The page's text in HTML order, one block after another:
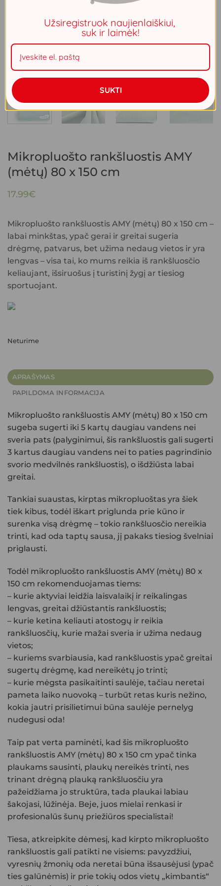
Mikropluošto rankšluostis AMY
(mėtų) 80 x 150 cm
17.99€
Mikropluošto rankšluostis AMY (mėtų) 80 x 150 cm –
labai minkštas, ypač gerai ir greitai sugeria
drėgmę, patvarus, bet užima nedaug vietos ir yra
lengvas – visa tai, ko mums reikia iš rankšluosčio
keliaujant, išsiruošus į turistinį žygį ar tiesiog
sportuojant.
Neturime
APRAŠYMAS
PAPILDOMA INFORMACIJA
Mikropluošto rankšluostis AMY (mėtų) 80 x 150 cm
sugeba sugerti iki 5 kartų daugiau vandens nei
sveria pats (palyginimui, šis rankšluostis gali sugerti
3 kartus daugiau vandens nei to paties pagrindinio
svorio medvilnės rankšluostis), o išdžiūsta labai
greitai.
Tankiai suaustas, kirptas mikropluoštas yra šiek
tiek kibus, todėl iškart priglunda prie kūno ir
surenka visą drėgmę – tokio rankšluosčio nereikia
trinti, kad oda taptų sausa, jį pakaks tiesiog švelniai
priglausti.
Todėl mikropluošto rankšluostis AMY (mėtų) 80 x
150 cm rekomenduojamas tiems:
– kurie aktyviai leidžia laisvalaikį ir reikalingas
lengvas, greitai džiūstantis rankšluostis;
– kurie ketina keliauti atostogų ir reikia
rankšluosčių, kurie mažai sveria ir užima nedaug
vietos;
– kuriems svarbiausia, kad rankšluostis ypač greitai
sugertų drėgmę, kad nereikėtų jo trinti;
– kurie mėgsta pasikaitinti saulėje, tačiau neretai
pameta laiko nuovoką – turbūt retas kuris nežino,
kokia jautri prisilietimui būna saulėje pernelyg
nudegusi oda!
Taip pat verta paminėti, kad šis mikropluošto
rankšluostis AMY (mėtų) 80 x 150 cm ypač tinka
plaukams sausinti, plaukų nereikės trinti, nes
trinant drėgną plauką rankšluosčiu yra
pažeidžiama jo struktūra, tada plaukai labiau
šakojasi, lūžinėja. Beje, juos mielai renkasi ir
profesionalūs šunų priežiūros specialistai!
Tiesa, atkreipkite dėmesį, kad kirpto mikropluošto
rankšluostis gali patikti ne visiems: pavyzdžiui,
vyresnių žmonių oda neretai būna išsausėjusi (ypač
ties galūnėmis) ir prie tokių odos vietų „kimbantis“
Užsiregistruok naujienlaiškiui,
suk ir laimėk!
SUKTI